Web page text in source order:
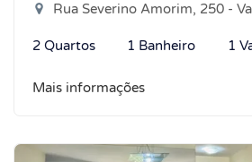
Rua Severino Amorim, 250 - Vale do
2 Quartos 1 Banheiro 1
Mais informações